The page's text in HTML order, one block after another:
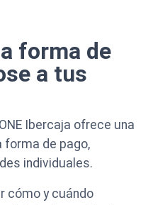
forma de
a tus
Ibercaja ofrece una
forma de pago,
individuales.
cómo y cuándo